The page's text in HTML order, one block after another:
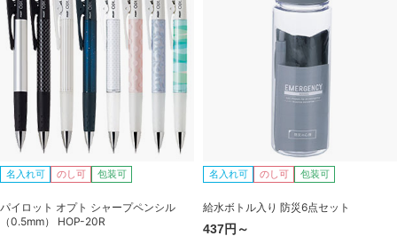
名入れ可 のし可 包装可
パイロット オプト シャープペンシル
（0.5mm） HOP-20R
名入れ可 のし可 包装可
給水ボトル入り 防災6点セット
437円～